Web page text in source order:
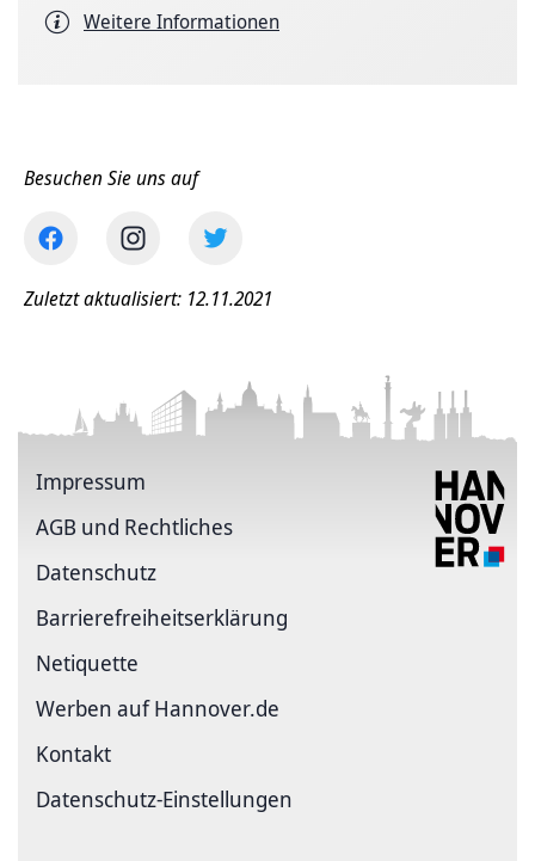
Weitere Informationen
Besuchen Sie uns auf
Zuletzt aktualisiert: 12.11.2021
Impressum
AGB und Rechtliches
Datenschutz
Barriere­freiheits­erklärung
Netiquette
Werben auf Hannover.de
Kontakt
Datenschutz-Einstellungen